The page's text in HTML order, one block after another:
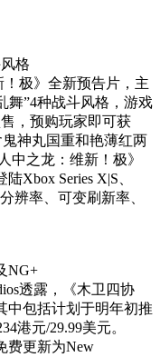
格
极》全新预告片，主
舞”4种战斗风格，游戏
，预购玩家即可获
神丸国重和艳薄红两
中之龙：维新！极》
Xbox Series X|S、
辨率、可变刷新率、
NG+
透露，《木卫四协
中包括计划于明年初推
港元/29.99美元。
费更新为New